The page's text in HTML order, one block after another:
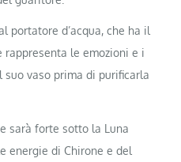
portatore d’acqua, che ha il
rappresenta le emozioni e i
vaso prima di purificarla
sarà forte sotto la Luna
energie di Chirone e del